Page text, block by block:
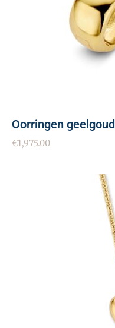
Oorringen geelgoud
€1,975.00